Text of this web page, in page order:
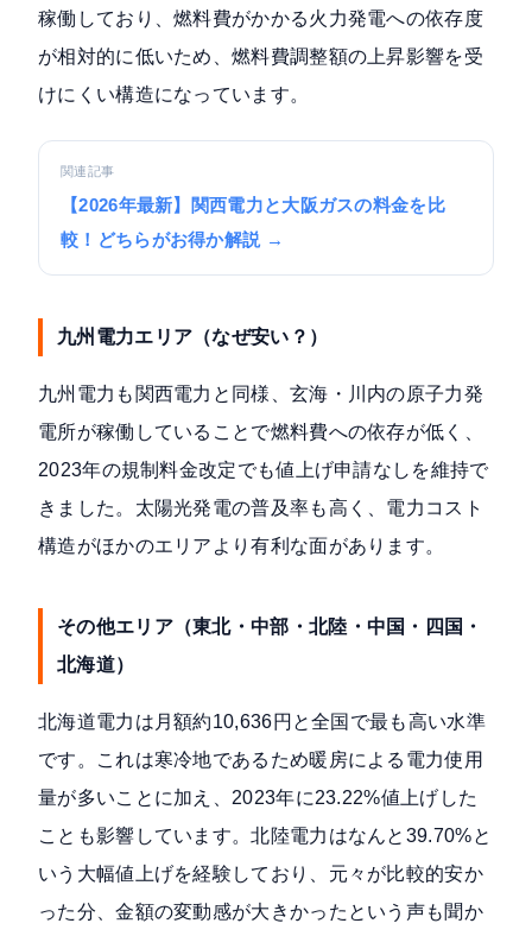
稼働しており、燃料費がかかる火力発電への依存度
が相対的に低いため、燃料費調整額の上昇影響を受
けにくい構造になっています。
関連記事
【2026年最新】関西電力と大阪ガスの料金を比
較！どちらがお得か解説 →
九州電力エリア（なぜ安い？）
九州電力も関西電力と同様、玄海・川内の原子力発
電所が稼働していることで燃料費への依存が低く、
2023年の規制料金改定でも値上げ申請なしを維持で
きました。太陽光発電の普及率も高く、電力コスト
構造がほかのエリアより有利な面があります。
その他エリア（東北・中部・北陸・中国・四国・
北海道）
北海道電力は月額約10,636円と全国で最も高い水準
です。これは寒冷地であるため暖房による電力使用
量が多いことに加え、2023年に23.22%値上げした
ことも影響しています。北陸電力はなんと39.70%と
いう大幅値上げを経験しており、元々が比較的安か
った分、金額の変動感が大きかったという声も聞か